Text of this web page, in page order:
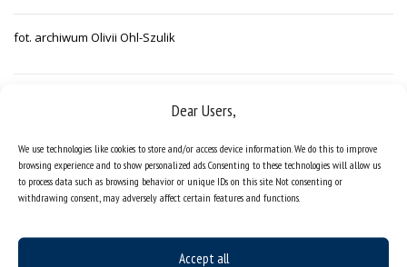
Dear Users,
We use technologies like cookies to store and/or access device information. We do this to improve
browsing experience and to show personalized ads. Consenting to these technologies will allow us
to process data such as browsing behavior or unique IDs on this site. Not consenting or
withdrawing consent, may adversely affect certain features and functions.
Accept all
fot. archiwum Olivii Ohl-Szulik